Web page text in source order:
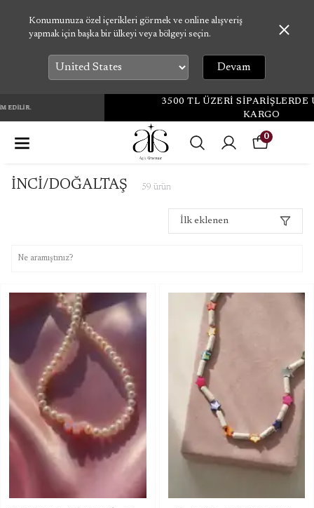
Konumunuza özel içerikleri görmek ve online alışveriş
yapmak için başka bir ülkeyi veya bölgeyi seçin.
Devam
3500 TL ÜZERİ SİPARİŞLERDE ÜCRETSİZ
0
İNCİ/DOĞALTAŞ 59 ürün
İlk eklenen